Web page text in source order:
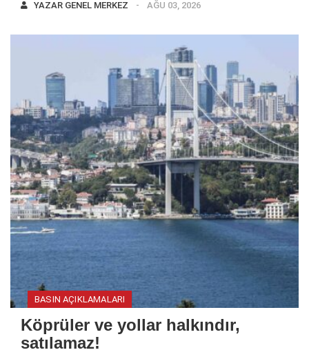
YAZAR GENEL MERKEZ AĞU 03, 2026
BASIN AÇIKLAMALARI
Köprüler ve yollar halkındır,
satılamaz!